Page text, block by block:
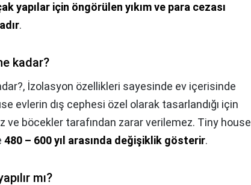
yapılar için öngörülen yıkım ve para cezası
.
kadar?
İzolasyon özellikleri sayesinde ev içerisinde
evlerin dış cephesi özel olarak tasarlandığı için
ve böcekler tarafından zarar verilemez. Tiny house
480 – 600 yıl arasında değişiklik gösterir.
mı?